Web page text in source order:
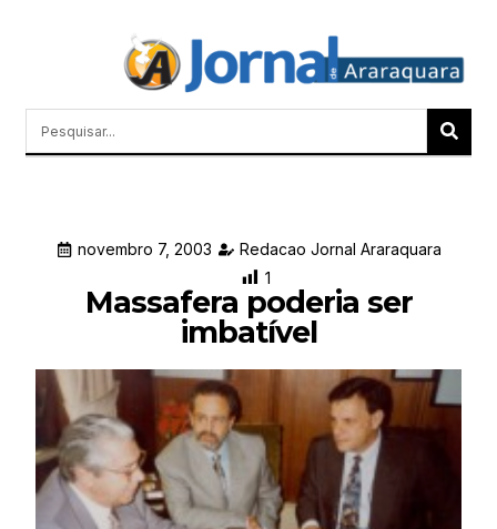
novembro 7, 2003
Redacao Jornal Araraquara
1
Massafera poderia ser
imbatível